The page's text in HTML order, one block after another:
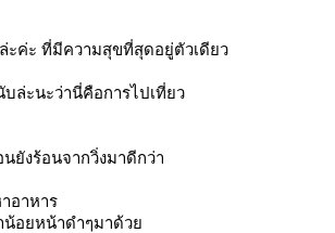
ะค่ะ ที่มีความสุขที่สุดอยู่ตัวเดียว
ล่ะนะว่านี่คือการไปเที่ยว
ยังร้อนจากวิ่งมาดีกว่า
อาหาร
อยหน้าดำๆมาด้ว